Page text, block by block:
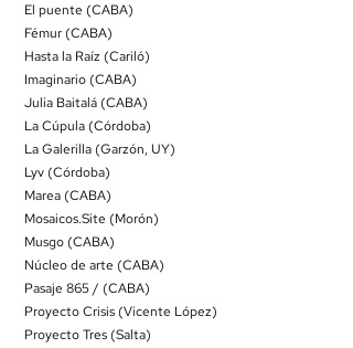
El puente (CABA)
Fémur (CABA)
Hasta la Raíz (Cariló)
Imaginario (CABA)
Julia Baitalá (CABA)
La Cúpula (Córdoba)
La Galerilla (Garzón, UY)
Lyv (Córdoba)
Marea (CABA)
Mosaicos.Site (Morón)
Musgo (CABA)
Núcleo de arte (CABA)
Pasaje 865 / (CABA)
Proyecto Crisis (Vicente López)
Proyecto Tres (Salta)